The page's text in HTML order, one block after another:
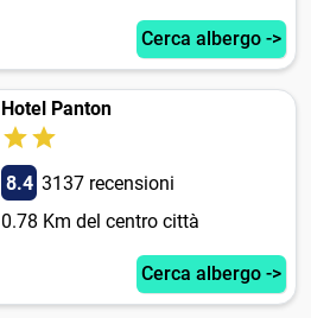
Cerca albergo ->
Hotel Panton
8.4 3137 recensioni
0.78 Km del centro città
Cerca albergo ->